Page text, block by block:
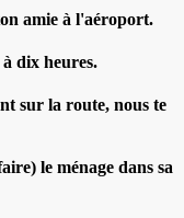
amie à l'aéroport.
dix heures.
sur la route, nous te
le ménage dans sa